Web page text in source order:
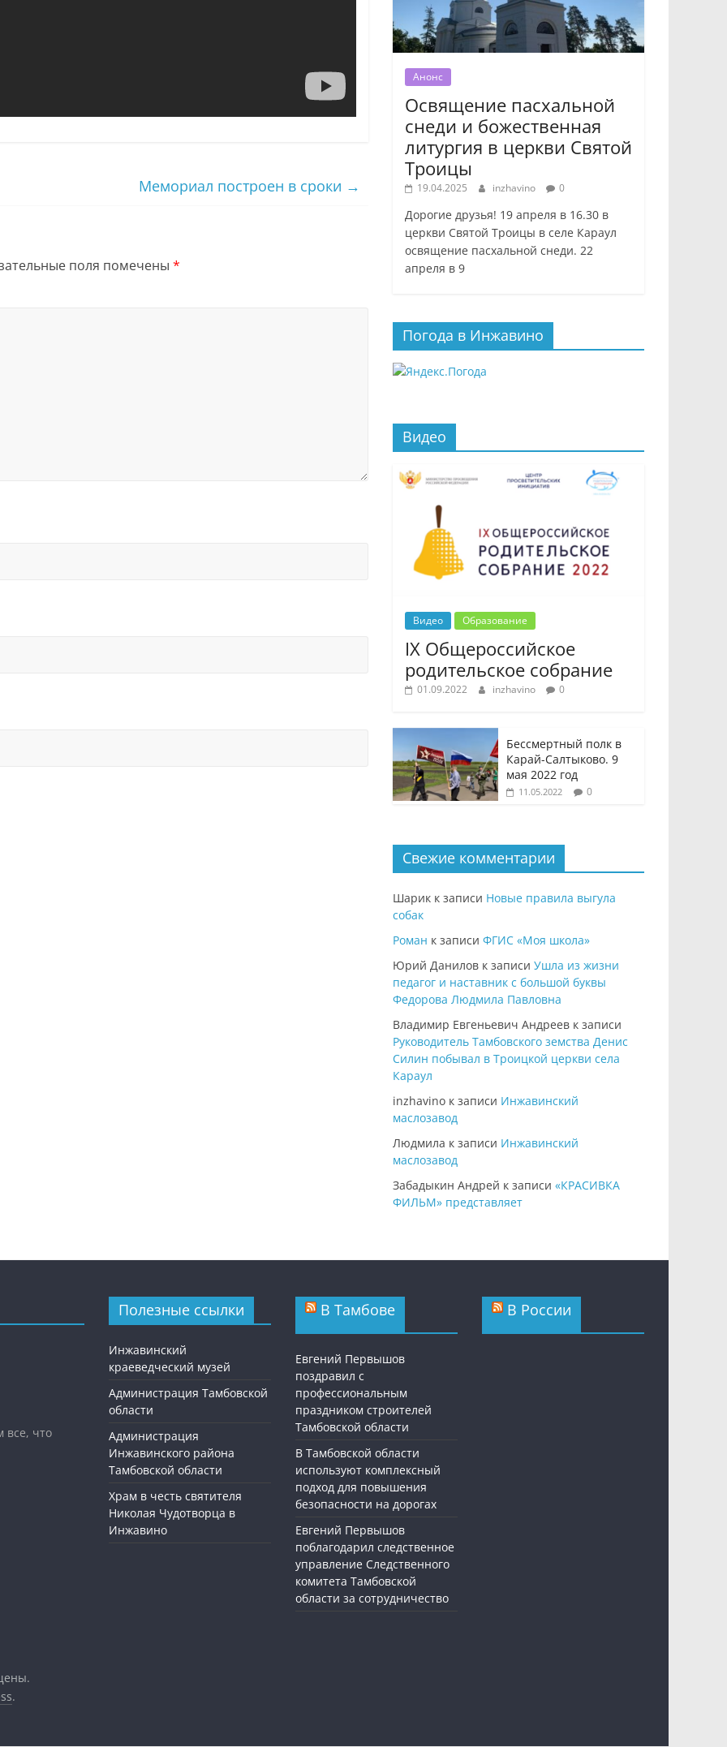
Мемориал построен в сроки →
поля помечены *
Анонс
Освящение пасхальной
снеди и божественная
литургия в церкви Святой
Троицы
19.04.2025 inzhavino 0
Дорогие друзья! 19 апреля в 16.30 в
церкви Святой Троицы в селе Караул
освящение пасхальной снеди. 22
апреля в 9
Погода в Инжавино
Видео
Видео Образование
IX Общероссийское
родительское собрание
01.09.2022 inzhavino 0
Бессмертный полк в
Карай-Салтыково. 9
мая 2022 год
11.05.2022 0
Свежие комментарии
Шарик к записи Новые правила выгула
собак
Роман к записи ФГИС «Моя школа»
Юрий Данилов к записи Ушла из жизни
педагог и наставник с большой буквы
Федорова Людмила Павловна
Владимир Евгеньевич Андреев к записи
Руководитель Тамбовского земства Денис
Силин побывал в Троицкой церкви села
Караул
inzhavino к записи Инжавинский
маслозавод
Людмила к записи Инжавинский
маслозавод
Забадыкин Андрей к записи «КРАСИВКА
ФИЛЬМ» представляет
все, что
Полезные ссылки
Инжавинский
краеведческий музей
Администрация Тамбовской
области
Администрация
Инжавинского района
Тамбовской области
Храм в честь святителя
Николая Чудотворца в
Инжавино
В Тамбове
Евгений Первышов
поздравил с
профессиональным
праздником строителей
Тамбовской области
В Тамбовской области
используют комплексный
подход для повышения
безопасности на дорогах
Евгений Первышов
поблагодарил следственное
управление Следственного
комитета Тамбовской
области за сотрудничество
В России
.